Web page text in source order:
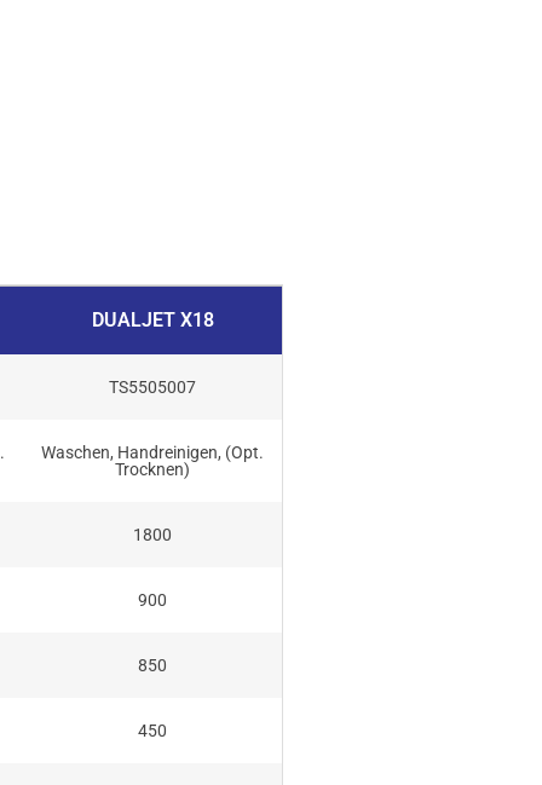
DUALJET X18
TS5505007
Waschen, Handreinigen, (Opt.
Trocknen)
1800
900
850
450